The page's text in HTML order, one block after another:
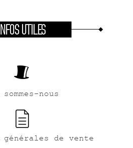
INFOS UTILES
nous
de vente